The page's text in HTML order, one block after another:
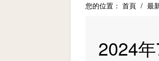
您的位置： 首頁 / 最
2024